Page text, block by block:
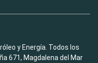
y Energía. Todos los
671, Magdalena del Mar